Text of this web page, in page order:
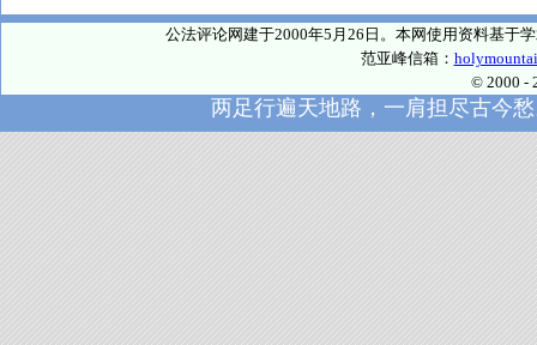
公法评论网建于2000年5月26日。本网使用资料基于
范亚峰信箱：
© 2000 -
两足行遍天地路，一肩担尽古今